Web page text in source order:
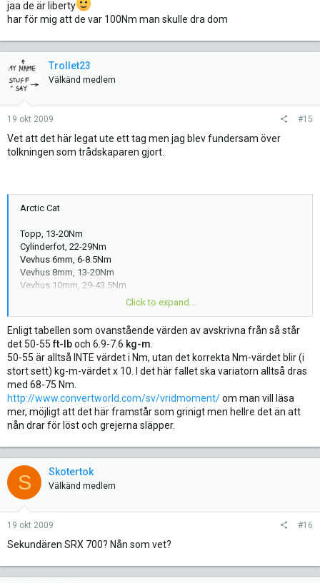
jaa de är liberty
har för mig att de var 100Nm man skulle dra dom
Trollet23
Välkänd medlem
19 okt 2009 #15
Vet att det här legat ute ett tag men jag blev fundersam över
tolkningen som trådskaparen gjort.
Arctic Cat
Topp, 13-20Nm
Cylinderfot, 22-29Nm
Vevhus 6mm, 6-8.5Nm
Vevhus 8mm, 13-20Nm
Vevhus 10mm, 29-43.5Nm
Click to expand...
Enligt tabellen som ovanstående värden av avskrivna från så står
det 50-55ft-lboch 6.9-7.6 kg-m
50-55 är alltså INTE värdet i Nm, utan det korrekta Nm-värdet blir (i
stort sett) kg-m-värdet x 10. I det här fallet ska variatorn alltså dras
med 68-75 Nm.
http://www.convertworld.com/sv/vridmoment/om man vill läsa
mer, möjligt att det här framstår som grinigt men hellre det än att
nån drar för löst och grejerna släpper.
S Skotertok
Välkänd medlem
19 okt 2009 #16
Sekundären SRX 700? Nån som vet?